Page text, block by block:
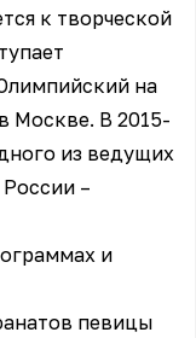
к творческой
на
Москве. В 2015-
из ведущих
–
и
певицы